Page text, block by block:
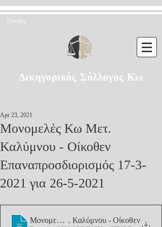
Είσοδος
Δικηγορικός Σύλλογος Κω
Μονομελές Κω Μετ.
Καλύμνου - Οίκοθεν
Επαναπροσδιορισμός 17-3-
2021 για 26-5-2021
Apr 23, 2021
Μονομελές Κω Μετ. Καλύμνου - Οίκοθεν